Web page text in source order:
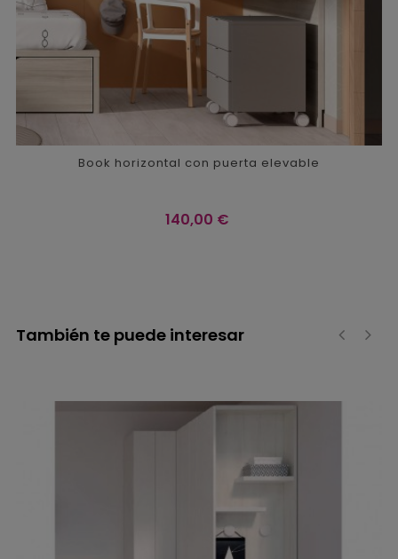
Book horizontal con puerta elevable
Precio
140,00 €
También te puede interesar